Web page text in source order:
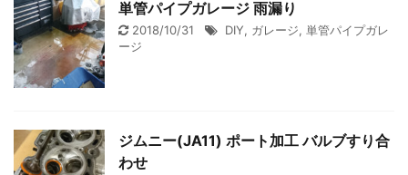
単管パイプガレージ 雨漏り
2018/10/31 DIY, ガレージ, 単管パイプガレ
ージ
ジムニー(JA11) ポート加工 バルブすり合
わせ